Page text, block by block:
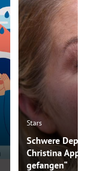
Stars
Schwere
Christina
gefangen“